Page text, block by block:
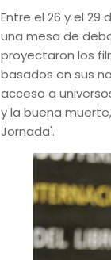
Entre el 26 y el
una mesa de
proyectaron los
basados en sus
acceso a
y la buena
Jornada'.